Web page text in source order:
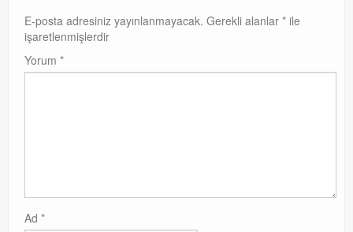
E-posta adresiniz yayınlanmayacak. Gerekli alanlar * ile
işaretlenmişlerdir
Yorum *
Ad *